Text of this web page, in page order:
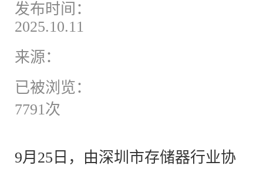
发布时间：
2025.10.11
来源：
已被浏览：
7791次
9月25日，由深圳市存储器行业协